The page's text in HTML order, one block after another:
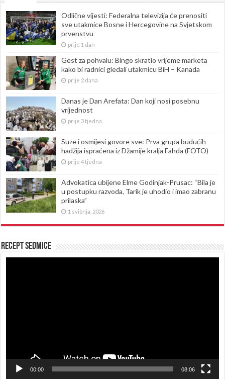
Odlične vijesti: Federalna televizija će prenositi
sve utakmice Bosne i Hercegovine na Svjetskom
prvenstvu
prije 1 dan
Gest za pohvalu: Bingo skratio vrijeme marketa
kako bi radnici gledali utakmicu BiH – Kanada
prije 2 dana
Danas je Dan Arefata: Dan koji nosi posebnu
vrijednost
prije 3 tjedna
Suze i osmijesi govore sve: Prva grupa budućih
hadžija ispraćena iz Džamije kralja Fahda (FOTO)
prije 4 tjedna
Advokatica ubijene Elme Godinjak-Prusac: “Bila je
u postupku razvoda, Tarik je uhodio i imao zabranu
prilaska”
1 svibnja, 2026
Recept sedmice
00:00 08:06